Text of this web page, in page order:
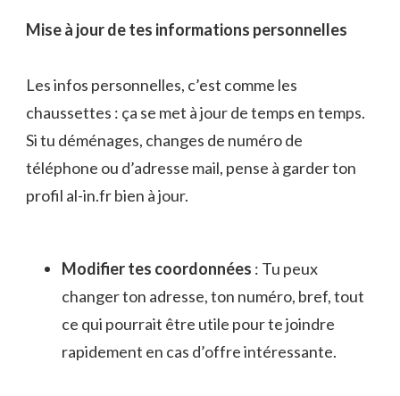
Mise à jour de tes informations personnelles
Les infos personnelles, c’est comme les
chaussettes : ça se met à jour de temps en temps.
Si tu déménages, changes de numéro de
téléphone ou d’adresse mail, pense à garder ton
profil al-in.fr bien à jour.
Modifier tes coordonnées : Tu peux
changer ton adresse, ton numéro, bref, tout
ce qui pourrait être utile pour te joindre
rapidement en cas d’offre intéressante.